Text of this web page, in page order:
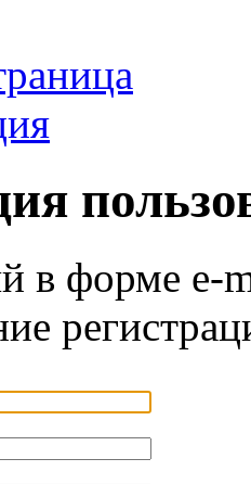
в форме e-